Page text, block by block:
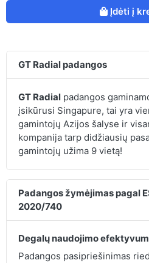
Įdėti į
GT Radial padangos
GT Radialpadangos
įsikūrusi Singapure, tai yra
gamintojų Azijos šalyse ir
kompanija tarp didžiausių
gamintojų užima 9 vietą!
Padangos žymėjimas pagal
2020/740
Degalų naudojimo
Padangos pasipriešinimas